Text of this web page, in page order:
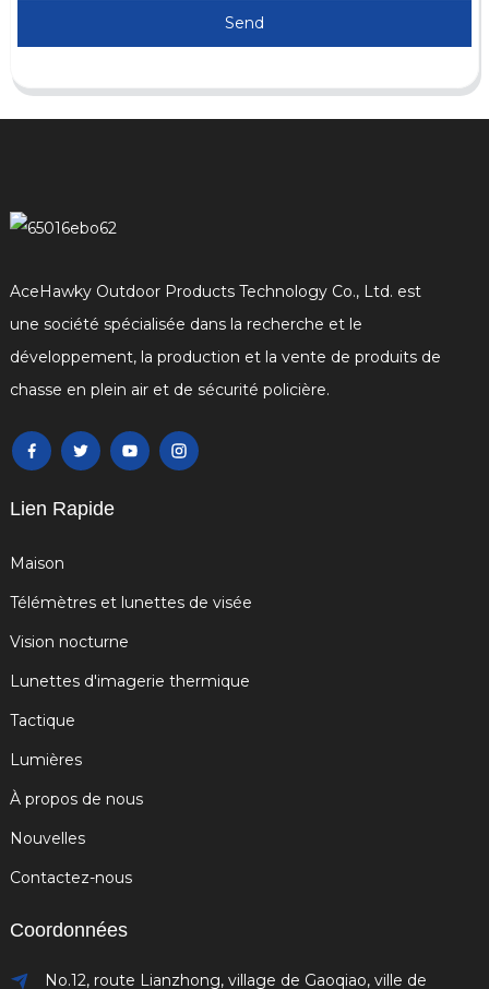
Send
AceHawky Outdoor Products Technology Co., Ltd. est
une société spécialisée dans la recherche et le
développement, la production et la vente de produits de
chasse en plein air et de sécurité policière.
Lien Rapide
Maison
Télémètres et lunettes de visée
Vision nocturne
Lunettes d'imagerie thermique
Tactique
Lumières
À propos de nous
Nouvelles
Contactez-nous
Coordonnées
No.12, route Lianzhong, village de Gaoqiao, ville de